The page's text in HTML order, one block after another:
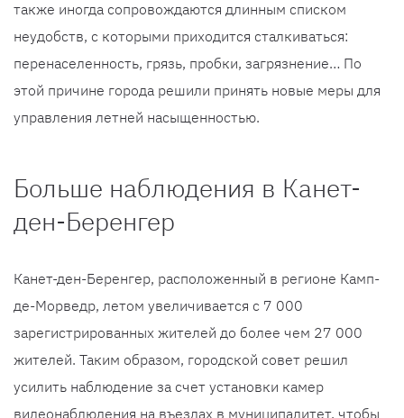
также иногда сопровождаются длинным списком
неудобств, с которыми приходится сталкиваться:
перенаселенность, грязь, пробки, загрязнение… По
этой причине города решили принять новые меры для
управления летней насыщенностью.
Больше наблюдения в Канет-
ден-Беренгер
Канет-ден-Беренгер, расположенный в регионе Камп-
де-Морведр, летом увеличивается с 7 000
зарегистрированных жителей до более чем 27 000
жителей. Таким образом, городской совет решил
усилить наблюдение за счет установки камер
видеонаблюдения на въездах в муниципалитет, чтобы